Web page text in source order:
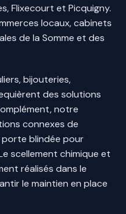
Flixecourt et Picquigny.
locaux, cabinets
de la Somme et des
bijouteries,
des solutions
notre
connexes de
blindée pour
scellement chimique et
réalisés dans le
le maintien en place